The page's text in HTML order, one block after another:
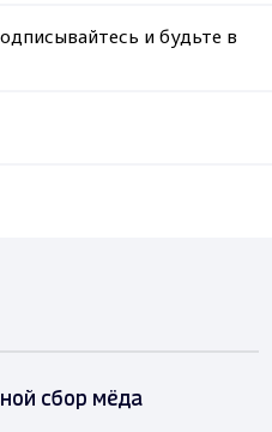
и будьте в
сбор мёда